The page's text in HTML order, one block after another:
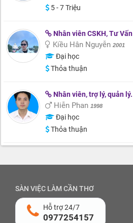
5 - 7 Triệu
Nhân viên CSKH, Tư Vấn
Kiều Hân Nguyễn 2001
Đại học
Thỏa thuận
Nhân viên, trợ lý, quản lý.
Hiễn Phan 1998
Đại học
Thỏa thuận
SÀN VIỆC LÀM CẦN THƠ
Hỗ trợ 24/7
0977254157